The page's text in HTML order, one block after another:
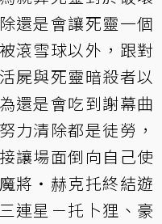
還是會讓死靈一個
滾雪球以外，跟對
屍與死靈暗殺者以
還是會吃到謝幕曲
力清除都是徒勞，
讓場面倒向自己使
魔將‧赫克托終結遊
連星－托卜狸 、 豪